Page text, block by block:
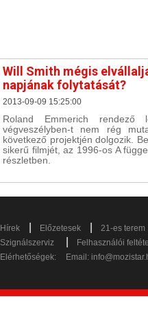
Will Smith mégis
napjának folytatását?
2013-09-09 15:25:00
Roland Emmerich rendező
végveszélyben-t nem rég
következő projektjén dolgozik.
sikerű filmjét, az 1996-os A
részletben.
Hírek Előzetesek
21-es terem
Szignálszerviz
Felhasználói
Elérhetőségek:
Email: